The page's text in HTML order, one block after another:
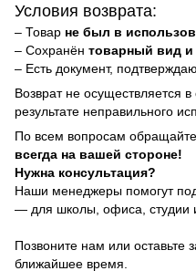
Условия возврата:
– Товар не был в
– Сохранён товарный вид и
– Есть документ,
Возврат не осуществляется
результате неправильного
По всем вопросам
всегда на вашей стороне!
Нужна консультация?
Наши менеджеры помогут
— для школы, офиса, студии
Позвоните нам или
ближайшее время.